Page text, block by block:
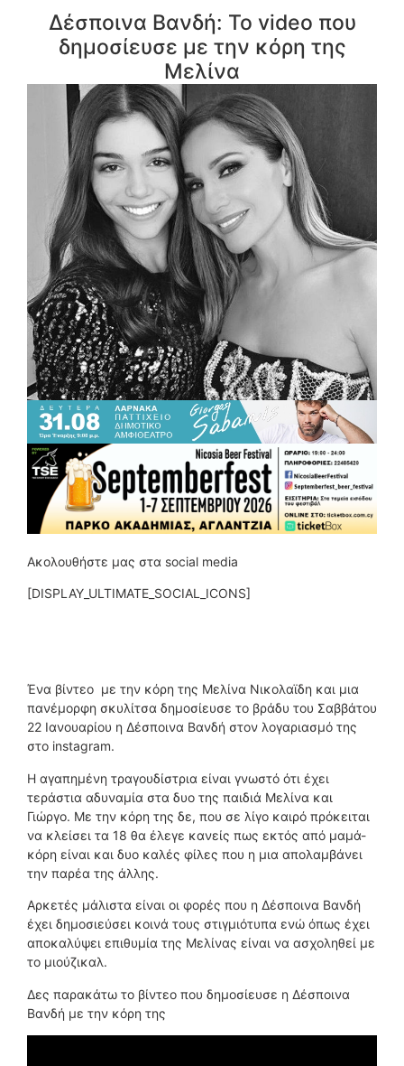
Δέσποινα Βανδή: Το video που
δημοσίευσε με την κόρη της
Μελίνα
Ακολουθήστε μας στα social media
[DISPLAY_ULTIMATE_SOCIAL_ICONS]
Ένα βίντεο με την κόρη της Μελίνα Νικολαϊδη και μια
πανέμορφη σκυλίτσα δημοσίευσε το βράδυ του Σαββάτου
22 Ιανουαρίου η Δέσποινα Βανδή στον λογαριασμό της
στο instagram.
Η αγαπημένη τραγουδίστρια είναι γνωστό ότι έχει
τεράστια αδυναμία στα δυο της παιδιά Μελίνα και
Γιώργο. Με την κόρη της δε, που σε λίγο καιρό πρόκειται
να κλείσει τα 18 θα έλεγε κανείς πως εκτός από μαμά-
κόρη είναι και δυο καλές φίλες που η μια απολαμβάνει
την παρέα της άλλης.
Αρκετές μάλιστα είναι οι φορές που η Δέσποινα Βανδή
έχει δημοσιεύσει κοινά τους στιγμιότυπα ενώ όπως έχει
αποκαλύψει επιθυμία της Μελίνας είναι να ασχοληθεί με
το μιούζικαλ.
Δες παρακάτω το βίντεο που δημοσίευσε η Δέσποινα
Βανδή με την κόρη της